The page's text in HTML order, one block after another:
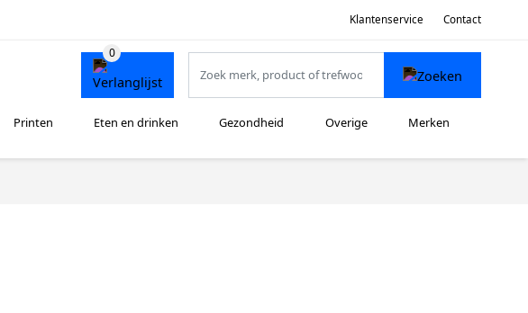
Klantenservice Contact
Printen Eten en drinken Gezondheid Overige Merken